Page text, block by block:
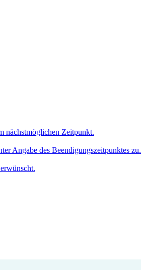
nächstmöglichen Zeitpunkt.
Angabe des Beendigungszeitpunktes zu.